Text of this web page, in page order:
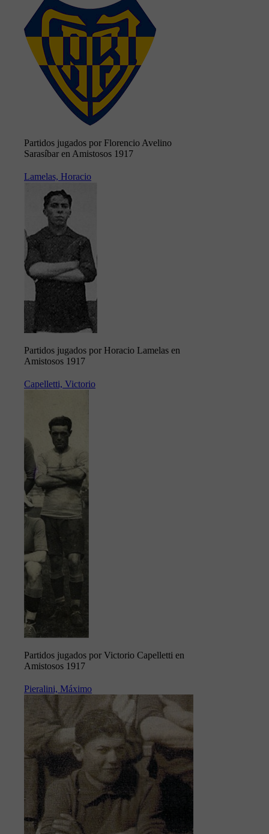
Partidos jugados por Florencio Avelino
Sarasíbar en Amistosos 1917
Lamelas, Horacio
Partidos jugados por Horacio Lamelas en
Amistosos 1917
Capelletti, Victorio
Partidos jugados por Victorio Capelletti en
Amistosos 1917
Pieralini, Máximo